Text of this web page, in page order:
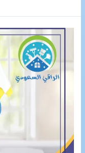
افران
بالجبيل